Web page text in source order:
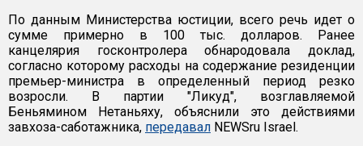
По данным Министерства юстиции, всего речь идет о
сумме примерно в 100 тыс. долларов. Ранее
канцелярия госконтролера обнародовала доклад,
согласно которому расходы на содержание резиденции
премьер-министра в определенный период резко
возросли. В партии "Ликуд", возглавляемой
Беньямином Нетаньяху, объяснили это действиями
завхоза-саботажника, передавал NEWSru Israel.